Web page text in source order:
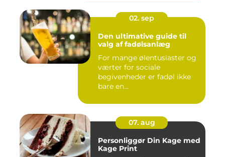
02. sep
Den ultimative guide til
valg af fadølsanlæg
For mange ølentusiaster og
værter for sociale
begivenheder er fadøl ikke
bare en...
07. aug
Personliggør Din Kage med
Kage Print